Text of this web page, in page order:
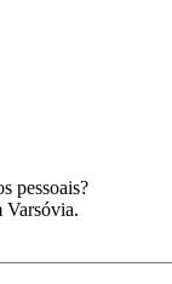
pessoais?